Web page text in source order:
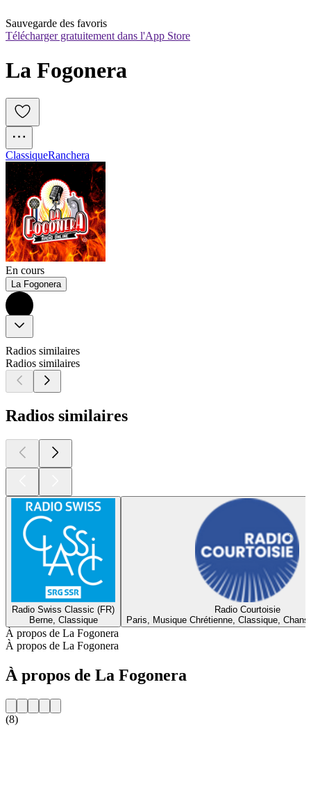
Sauvegarde des favoris
Télécharger gratuitement dans l'App Store
La Fogonera
ClassiqueRanchera
En cours
La Fogonera
Radios similaires
Radios similaires
Radios similaires
Radio Swiss Classic (FR)
Berne, Classique
Radio Courtoisie
Paris, Musique Chrétienne, Classique,
À propos de La Fogonera
À propos de La Fogonera
À propos de La Fogonera
(8)